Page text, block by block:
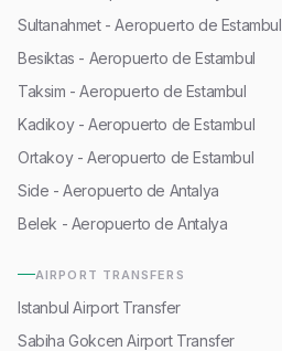
Sultanahmet - Aeropuerto de Estambul
Besiktas - Aeropuerto de Estambul
Taksim - Aeropuerto de Estambul
Kadikoy - Aeropuerto de Estambul
Ortakoy - Aeropuerto de Estambul
Side - Aeropuerto de Antalya
Belek - Aeropuerto de Antalya
AIRPORT TRANSFERS
Istanbul Airport Transfer
Sabiha Gokcen Airport Transfer